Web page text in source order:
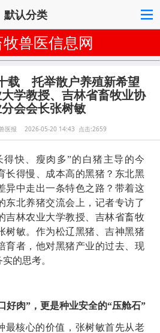
默认分类
兽医信息网
载 托举散户养殖新希望
学教授、吉林省畜牧业协
会会长张树敏
医报 2026-05-20 14:43 点击:2659
得快、瘦肉多”的白猪主导的今
长得慢、成本高的黑猪？东北黑
异中走出一条特色之路？带着这
东北养猪交流会上，记者专访了
吉林农业大学教授、吉林省畜牧
树敏。作为松辽黑猪、吉神黑猪
育者，他对黑猪产业的过去、现
的思考。
好肉”，更是种业安全的“压舱石”
最核心的价值，张树敏首先从老